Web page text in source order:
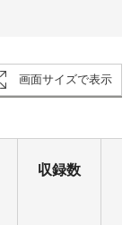
画面サイズで表示
収録数